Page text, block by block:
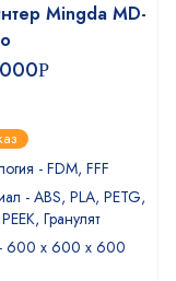
Mingda MD-
Р
- FDM, FFF
- ABS, PLA, PETG,
Гранулят
600 x 600 x 600